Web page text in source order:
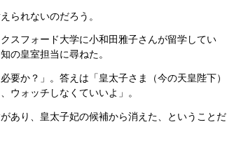
られないのだろう。
スフォード大学に小和田雅子さんが留学してい
の皇室担当に尋ねた。
要か？」。答えは「皇太子さま（今の天皇陛下）
ウォッチしなくていいよ」。
あり、皇太子妃の候補から消えた、ということだ